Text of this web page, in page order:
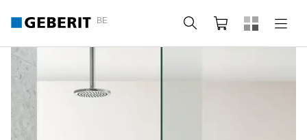
BE Zoeken Winkelmandje